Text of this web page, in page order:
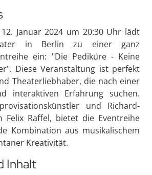
Januar 2024 um 20:30 Uhr lädt
in Berlin zu einer ganz
ein: "Die Pediküre - Keine
Diese Veranstaltung ist perfekt
Theaterliebhaber, die nach einer
interaktiven Erfahrung suchen.
und Richard-
Felix Raffel, bietet die Eventreihe
Kombination aus musikalischem
Kreativität.
Inhalt